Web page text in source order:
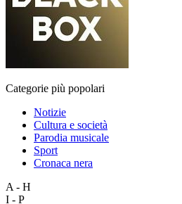
Categorie più popolari
Notizie
Cultura e società
Parodia musicale
Sport
Cronaca nera
A - H
I - P